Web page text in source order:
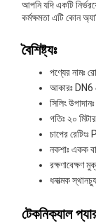
আপনি যদি একটি
কর্মক্ষমতা এটি কোন
বৈশিষ্ট্যঃ
পণ্যের নামঃ
আকারঃ DN6
সিলিং
গতিঃ ২০
চাপের
নকশাঃ একক
রক্ষণাবেক্ষণ
ধনাত্মক
টেকনিক্যাল